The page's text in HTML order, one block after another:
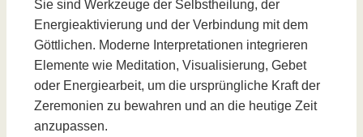
Sie sind Werkzeuge der Selbstheilung, der
Energieaktivierung und der Verbindung mit dem
Göttlichen. Moderne Interpretationen integrieren
Elemente wie Meditation, Visualisierung, Gebet
oder Energiearbeit, um die ursprüngliche Kraft der
Zeremonien zu bewahren und an die heutige Zeit
anzupassen.